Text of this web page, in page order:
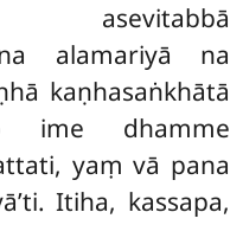
asevitabbā
na alamariyā na
kaṇhasaṅkhātā
ime dhamme
yaṃ vā pana
Itiha, kassapa,